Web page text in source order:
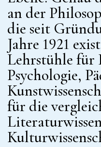
an der
die seit
Jahre 1921
Lehrstühle für
Psychologie,
für die